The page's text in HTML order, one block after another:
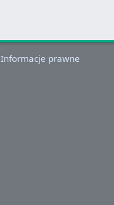
Informacje prawne